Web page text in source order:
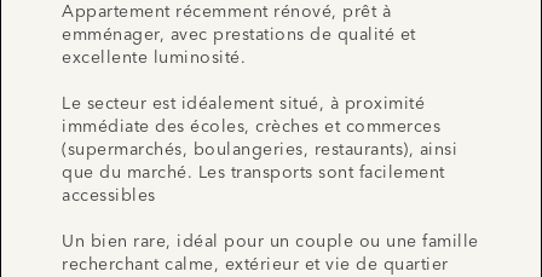
Appartement récemment rénové, prêt à
emménager, avec prestations de qualité et
excellente luminosité.
Le secteur est idéalement situé, à proximité
immédiate des écoles, crèches et commerces
(supermarchés, boulangeries, restaurants), ainsi
que du marché. Les transports sont facilement
accessibles
Un bien rare, idéal pour un couple ou une famille
recherchant calme, extérieur et vie de quartier